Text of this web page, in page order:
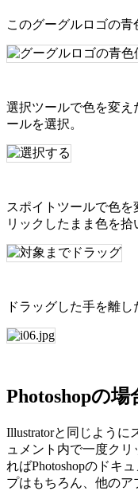
このグーグルロゴの
選択ツールで色を変
ールを選択。
スポイトツールで色
リックしたまま色を拾
ドラッグした手を離
Photoshopの場
Illustratorと同じように
ュメント内で一度ク
ればPhotoshopのドキ
プはもちろん、他の